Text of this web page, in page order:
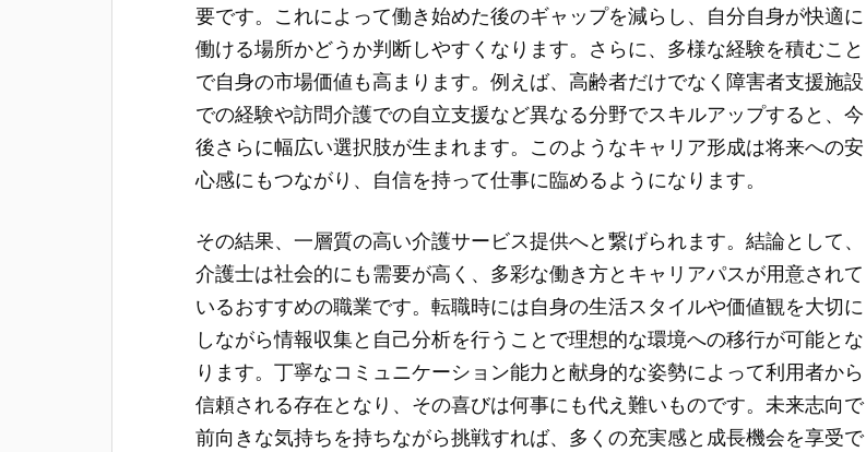
要です。これによって働き始めた後のギャップを減らし、自分自身が快適に
働ける場所かどうか判断しやすくなります。さらに、多様な経験を積むこと
で自身の市場価値も高まります。例えば、高齢者だけでなく障害者支援施設
での経験や訪問介護での自立支援など異なる分野でスキルアップすると、今
後さらに幅広い選択肢が生まれます。このようなキャリア形成は将来への安
心感にもつながり、自信を持って仕事に臨めるようになります。
その結果、一層質の高い介護サービス提供へと繋げられます。結論として、
介護士は社会的にも需要が高く、多彩な働き方とキャリアパスが用意されて
いるおすすめの職業です。転職時には自身の生活スタイルや価値観を大切に
しながら情報収集と自己分析を行うことで理想的な環境への移行が可能とな
ります。丁寧なコミュニケーション能力と献身的な姿勢によって利用者から
信頼される存在となり、その喜びは何事にも代え難いものです。未来志向で
前向きな気持ちを持ちながら挑戦すれば、多くの充実感と成長機会を享受で